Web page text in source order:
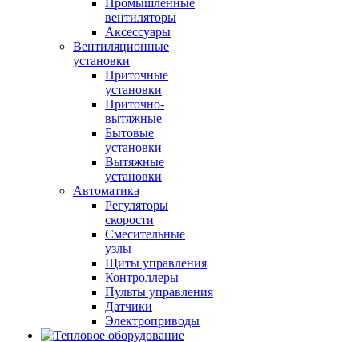
Промышленные
вентиляторы
Аксессуары
Вентиляционные
установки
Приточные
установки
Приточно-
вытяжные
Бытовые
установки
Вытяжные
установки
Автоматика
Регуляторы
скорости
Смесительные
узлы
Щиты управления
Контроллеры
Пульты управления
Датчики
Электроприводы